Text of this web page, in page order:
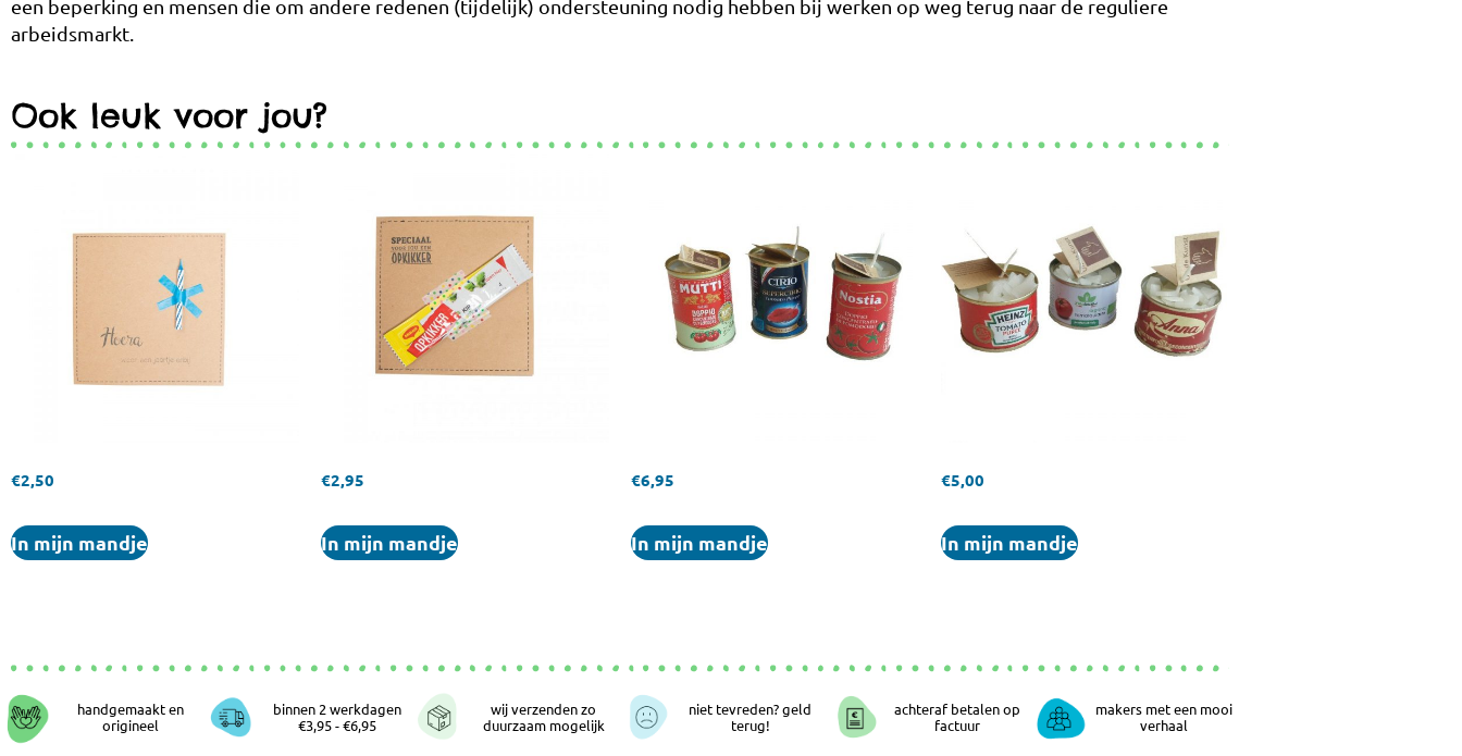
een beperking en mensen die om andere redenen (tijdelijk) ondersteuning nodig hebben bij werken op weg terug naar de reguliere
arbeidsmarkt.
Ook leuk voor jou?
€2,50
In mijn mandje
€2,95
In mijn mandje
€6,95
In mijn mandje
€5,00
In mijn mandje
handgemaakt en
origineel
binnen 2 werkdagen
€3,95 - €6,95
wij verzenden zo
duurzaam mogelijk
niet tevreden? geld
terug!
achteraf betalen op
factuur
makers met een mooi
verhaal